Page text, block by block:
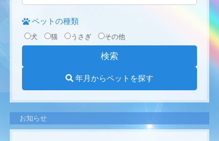
ペットの種類
犬 猫 うさぎ その他
年月からペットを探す
お知らせ